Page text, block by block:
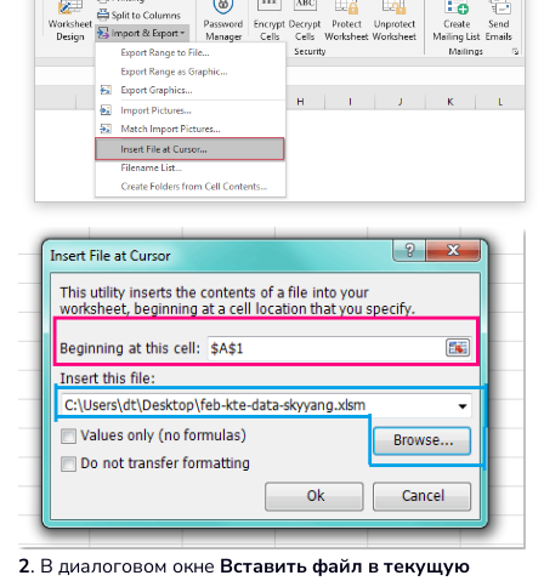
2. В диалоговом окне Вставить файл в текущую